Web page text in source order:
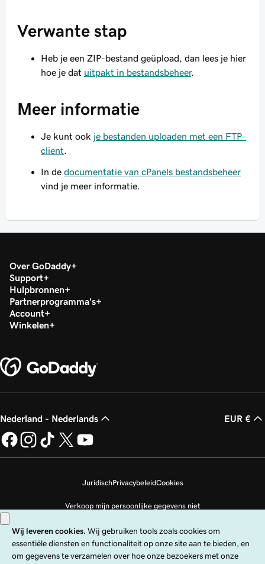
Verwante stap
Heb je een ZIP-bestand geüpload, dan lees je hier
hoe je dat uitpakt in bestandsbeheer.
Meer informatie
Je kunt ook je bestanden uploaden met een FTP-
client.
In de documentatie van cPanels bestandsbeheer
vind je meer informatie.
Over GoDaddy
Support
Hulpbronnen
Partnerprogramma's
Account
Winkelen
Nederland - Nederlands EUR €
JuridischPrivacybeleidCookies
Verkoop mijn persoonlijke gegevens niet
Copyright © 1999 - 2026 GoDaddy Operating Company, LLC. Alle rechten
voorbehouden. Het GoDaddy-woordmerk is een geregistreerd handelsmerk
van GoDaddy Operating Company, LLC in de VS en andere landen. Het logo